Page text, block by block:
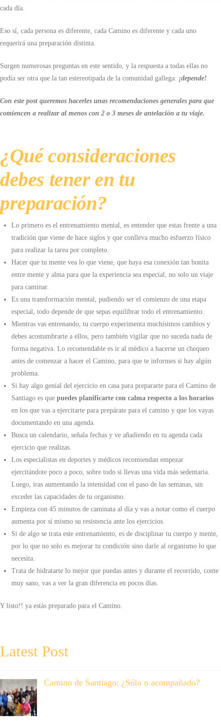
cada día.
Eso sí, cada persona es diferente, cada Camino es diferente y cada uno
requerirá una preparación distinta.
Surgen numerosas preguntas en este sentido, y la respuesta a todas ellas no
podía ser otra que la tan estereotipada de la comunidad gallega: ¡depende!
Con este post queremos hacerles unas recomendaciones generales para que
comiencen a realizar al menos con 2 o 3 meses de antelación a tu viaje.
¿Qué consideraciones
debes tener en tu
preparación?
Lo primero es el entrenamiento mental, es entender que estas frente a una
tradición que viene de hace siglos y que conlleva mucho esfuerzo físico
para realizar la tarea por completo.
Hacer que tu mente vea lo que viene, que haya esa conexión tan bonita
entre mente y alma para que la experiencia sea especial, no solo un viaje
para caminar.
Es una transformación mental, pudiendo ser el comienzo de una etapa
especial, todo depende de que sepas equilibrar todo el entrenamiento.
Mientras vas entrenando, tu cuerpo experimenta muchísimos cambios y
debes acostumbrarte a ellos, pero también vigilar que no suceda nada de
forma negativa. Lo recomendable es ir al médico a hacerse un chequeo
antes de comenzar a hacer el Camino, para que te informes si hay algún
problema.
Si hay algo genial del ejercicio en casa para prepararte para el Camino de
Santiago es quepuedes planificarte con calma respecto a los horarios
en los que vas a ejercitarte para prepárate para el camino y que los vayas
documentando en una agenda.
Busca un calendario, señala fechas y ve añadiendo en tu agenda cada
ejercicio que realizas.
Los especialistas en deportes y médicos recomiendan empezar
ejercitándote poco a poco, sobre todo si llevas una vida más sedentaria.
Luego, iras aumentando la intensidad con el paso de las semanas, sin
exceder las capacidades de tu organismo.
Empieza con 45 minutos de caminata al día y vas a notar como el cuerpo
aumenta por sí mismo su resistencia ante los ejercicios.
Si de algo se trata este entrenamiento, es de disciplinar tu cuerpo y mente,
por lo que no solo es mejorar tu condición sino darle al organismo lo que
necesita.
Trata de hidratarte lo mejor que puedas antes y durante el recorrido, come
muy sano, vas a ver la gran diferencia en pocos días.
Y listo!! ya estás preparado para el Camino.
Latest Post
Camino de Santiago: ¿Sólo o acompañado?